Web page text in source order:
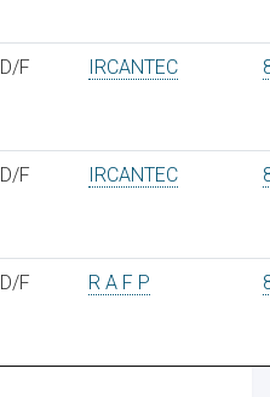
D/F IRCANTEC
D/F IRCANTEC
D/F R A F P